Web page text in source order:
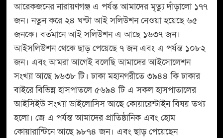
আরেকজনের নারায়ণগঞ্জ এ পর্যন্ত আমাদের মৃত্যু দাঁড়ালো ১৭৭
জন। নতুন করে ২৪ ঘন্টা আই সলিউশন নেওয়া হয়েছে ৬৫
জনকে। বর্তমানে আই সলিউশন এ আছে ১৬৩৭ জন।
আইসলিউশন থেকে ছাড় পেয়েছে ৭ জন এবং এ পর্যন্ত ১০৮২
জন। এবং আমরা আগেই বলেছি আমাদের আইসোলেশন
সংখ্যা আছে ৯৬৩৮ টি। ঢাকা মহানগরীতে ৩৯৪৪ কি ঢাকার
বাইরে বিভিন্ন হাসপাতলে ৫৬৯৪ টি এ সকল হাসপাতালের
আইসিইউ সংখ্যা ডাইলোসিস আছে কোয়ারেন্টাইন বিষয় তথ্য
হলো। জে এ পর্যন্ত আমাদের প্রাতিষ্ঠানিক এবং হোম
কোয়ারান্টিনে আছে ৯৮৭৪ জন। এবং ছাড় পেয়েছেন